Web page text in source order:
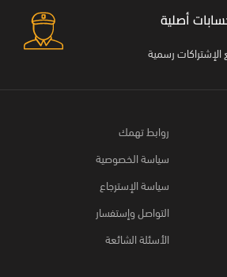
أصلية
رسمية
روابط تهمك
سياسة الخصوصية
سياسة الإسترجاع
التواصل وإستفسار
الأسئلة الشائعة